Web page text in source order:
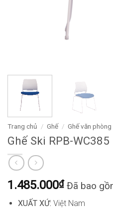
Trang chủ / Ghế / Ghế văn phòng
Ghế Ski RPB-WC385
1.485.000₫ Đã bao
XUẤT XỨ: Việt Nam